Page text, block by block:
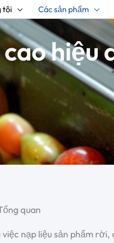
tôi Các sản phẩm
hiệu
quan
nạp liệu sản phẩm